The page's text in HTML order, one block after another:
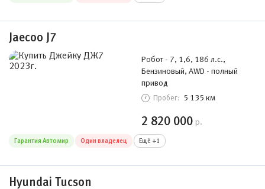
Jaecoo J7
Робот - 7, 1,6, 186 л.с.,
Бензиновый, AWD - полный
привод
Пробег: 5 135 км
2 820 000 р.
Гарантия Автомир Один владелец Ещё +1
Hyundai Tucson